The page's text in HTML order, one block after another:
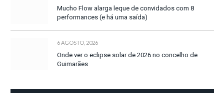
Mucho Flow alarga leque de convidados com 8
performances (e há uma saída)
6 AGOSTO, 2026
Onde ver o eclipse solar de 2026 no concelho de
Guimarães